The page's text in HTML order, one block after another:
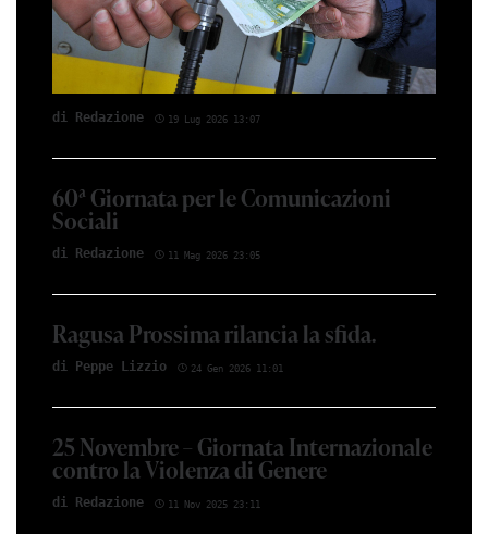
di Red­azio­ne 19 Lug 2026 13:07
60ª Giornata per le Comunicazioni
Sociali
di Red­azio­ne 11 Mag 2026 23:05
Ragusa Prossima rilancia la sfida.
di Peppe Li­z­zio 24 Gen 2026 11:01
25 Novembre – Giornata Internazionale
contro la Violenza di Genere
di Red­azio­ne 11 Nov 2025 23:11